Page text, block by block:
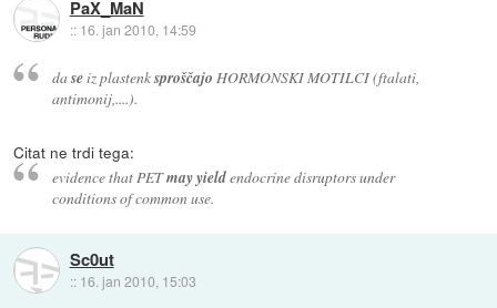
PaX_MaN
:: 16. jan 2010, 14:59
daseiz plastenksproščajo HORMONSKI MOTILCI (ftalati,
antimonij,....).
Citat ne trdi tega:
evidence that PETmay yieldendocrine disruptors under
conditions of common use.
Sc0ut
:: 16. jan 2010, 15:03